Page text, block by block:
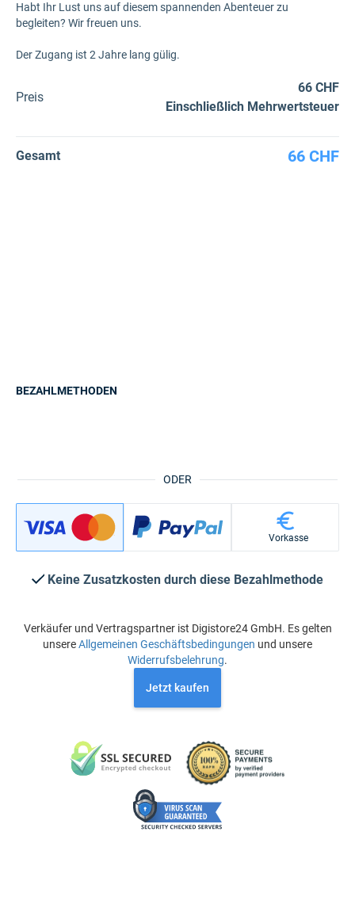
Habt Ihr Lust uns auf diesem spannenden Abenteuer zu
begleiten? Wir freuen uns.
Der Zugang ist 2 Jahre lang gülig.
Preis
66 CHF
Einschließlich Mehrwertsteuer
Gesamt 66 CHF
ODER
BEZAHLMETHODEN
Vorkasse
Keine Zusatzkosten durch diese Bezahlmethode
Verkäufer und Vertragspartner ist Digistore24 GmbH. Es gelten
unsereAllgemeinen Geschäftsbedingungen und unsere
Widerrufsbelehrung.
Jetzt kaufen